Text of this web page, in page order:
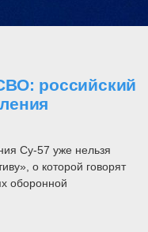
российский
Су-57 уже нельзя
о которой говорят
оборонной